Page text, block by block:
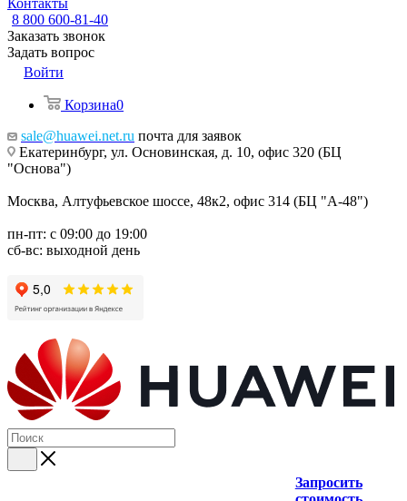
Контакты
8 800 600-81-40
Заказать звонок
Задать вопрос
Войти
Корзина0
sale@huawei.net.ru почта для заявок
Екатеринбург, ул. Основинская, д. 10, офис 320 (БЦ
"Основа")
Москва, Алтуфьевское шоссе, 48к2, офис 314 (БЦ "А-48")
пн-пт: с 09:00 до 19:00
сб-вс: выходной день
Запросить